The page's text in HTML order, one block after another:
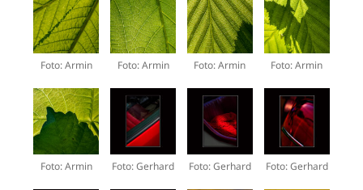
Foto: Armin Foto: Armin Foto: Armin Foto: Armin
Foto: Armin Foto: Gerhard Foto: Gerhard Foto: Gerhard